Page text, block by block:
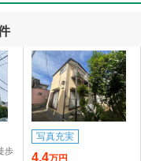
歩
写真充実
4.4万円